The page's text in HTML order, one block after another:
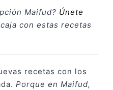
Maifud? Únete
con estas recetas
recetas con los
Porque en Maifud,